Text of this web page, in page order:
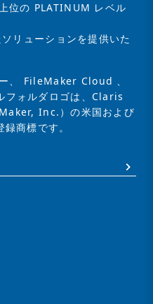
位の PLATINUM レベル
リューションを提供いた
、 FileMaker Cloud 、
ォルダロゴは、Claris
Inc.）の米国および
商標です。